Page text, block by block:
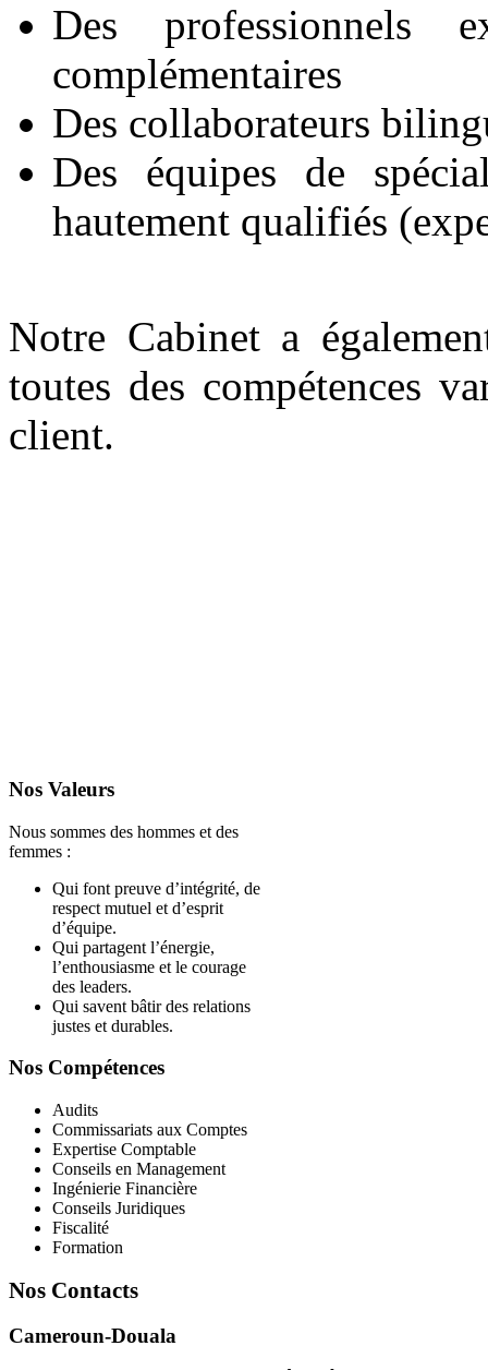
Des professionnels
complémentaires
Des collaborateurs
Des équipes de
hautement qualifiés
Notre Cabinet a
toutes des compétences
client.
Nos Valeurs
Nous sommes des hommes et des
femmes :
Qui font preuve d’intégrité, de
respect mutuel et d’esprit
d’équipe.
Qui partagent l’énergie,
l’enthousiasme et le courage
des leaders.
Qui savent bâtir des relations
justes et durables.
Nos Compétences
Audits
Commissariats aux Comptes
Expertise Comptable
Conseils en Management
Ingénierie Financière
Conseils Juridiques
Fiscalité
Formation
Nos Contacts
Cameroun-Douala